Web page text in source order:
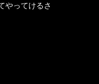
やってけるさ